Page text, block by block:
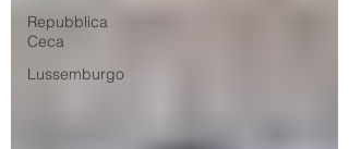
Repubblica
Ceca
Lussemburgo